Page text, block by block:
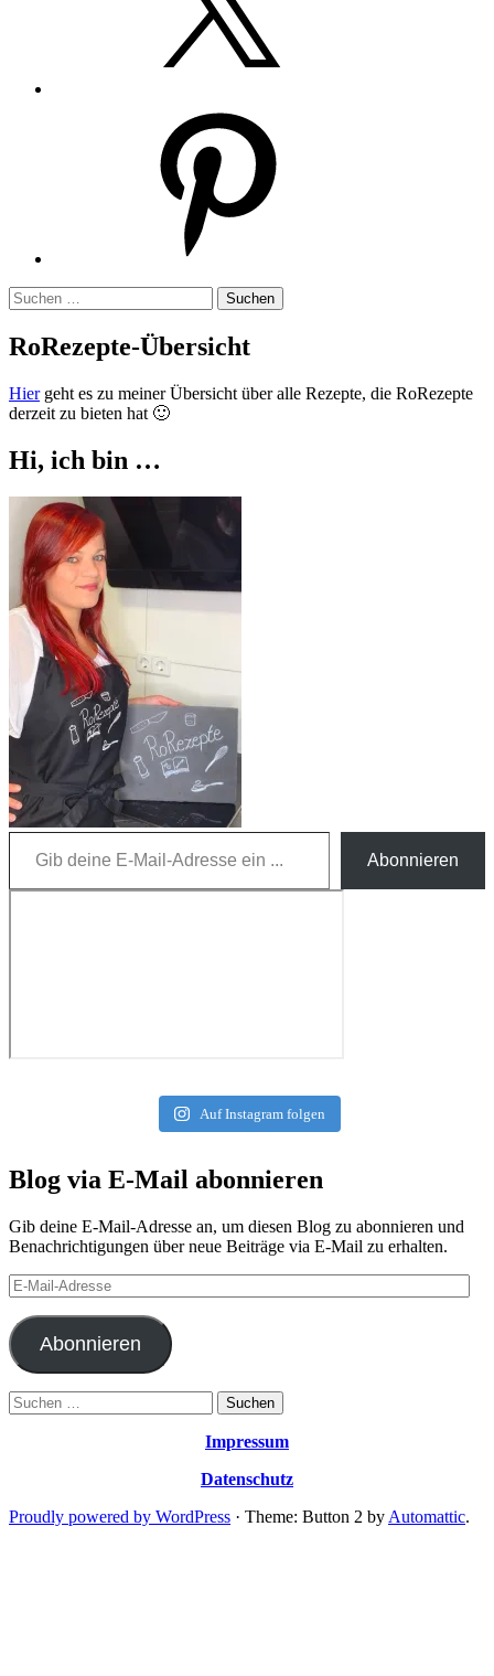
Suchen
nach:
RoRezepte-Übersicht
Hiergeht es zu meiner Übersicht über alle Rezepte, die RoRezepte
derzeit zu bieten hat 🙂
Hi, ich bin …
Gib deine E-Mail-Adresse ein ...
Abonnieren
Auf Instagram folgen
Blog via E-Mail abonnieren
Gib deine E-Mail-Adresse an, um diesen Blog zu abonnieren und
Benachrichtigungen über neue Beiträge via E-Mail zu erhalten.
E-
Mail-
Adresse
Abonnieren
Suchen
nach:
Impressum
Datenschutz
Proudly powered by WordPress · Theme: Button 2 by Automattic.